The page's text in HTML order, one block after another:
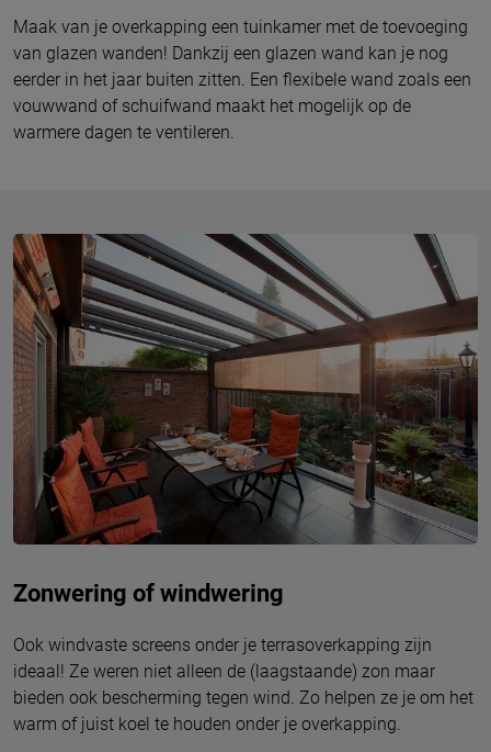
Maak van je overkapping een tuinkamer met de toevoeging
van glazen wanden! Dankzij een glazen wand kan je nog
eerder in het jaar buiten zitten. Een flexibele wand zoals een
vouwwand of schuifwand maakt het mogelijk op de
warmere dagen te ventileren.
Zonwering of windwering
Ook windvaste screens onder je terrasoverkapping zijn
ideaal! Ze weren niet alleen de (laagstaande) zon maar
bieden ook bescherming tegen wind. Zo helpen ze je om het
warm of juist koel te houden onder je overkapping.